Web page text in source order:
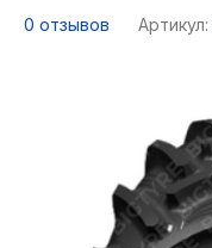
0 отзывов Артикул: